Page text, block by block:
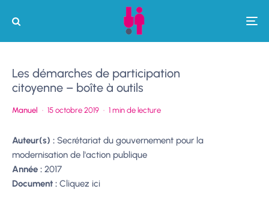
Les démarches de participation
citoyenne – boîte à outils
Manuel · 15 octobre 2019 · 1 min de lecture
Auteur(s) : Secrétariat du gouvernement pour la
modernisation de l'action publique
Année : 2017
Document : Cliquez ici